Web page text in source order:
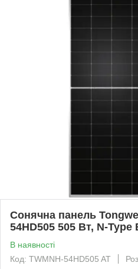
Сонячна панель
54HD505 505 Вт, N-
В наявності
Код: TWMNH-54HD505 AT